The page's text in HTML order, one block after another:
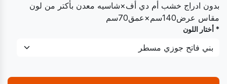
بدون ادراج خشب أم دي أف×شاسيه معدن بأكتر من لون
مقاس عرض140سم×عمق70سم
* أختار اللون